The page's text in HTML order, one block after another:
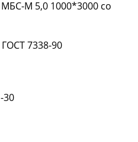
ГОСТ 7338-90
-30